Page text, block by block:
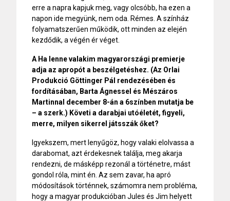
erre a napra kapjuk meg, vagy olcsóbb, ha ezen a
napon ide megyünk, nem oda. Rémes. A színház
folyamatszerűen működik, ott minden az elején
kezdődik, a végén ér véget.
A Ha lenne valakim magyarországi premierje
adja az apropót a beszélgetéshez. (Az Orlai
Produkció Göttinger Pál rendezésében és
fordításában, Barta Ágnessel és Mészáros
Martinnal december 8-án a 6színben mutatja be
– a szerk.) Követi a darabjai utóéletét, figyeli,
merre, milyen sikerrel játsszák őket?
Igyekszem, mert lenyűgöz, hogy valaki elolvassa a
darabomat, azt érdekesnek találja, meg akarja
rendezni, de másképp rezonál a történetre, mást
gondol róla, mint én. Az sem zavar, ha apró
módosítások történnek, számomra nem probléma,
hogy a magyar produkcióban Jules és Jim helyett